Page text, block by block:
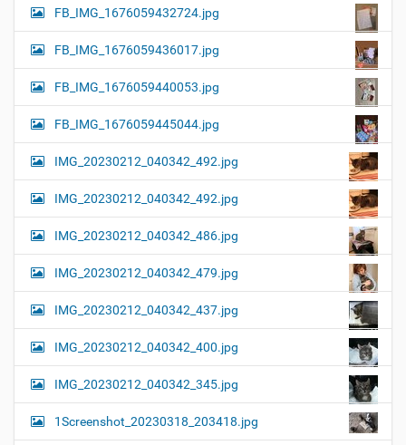
FB_IMG_1676059432724.jpg
FB_IMG_1676059436017.jpg
FB_IMG_1676059440053.jpg
FB_IMG_1676059445044.jpg
IMG_20230212_040342_492.jpg
IMG_20230212_040342_492.jpg
IMG_20230212_040342_486.jpg
IMG_20230212_040342_479.jpg
IMG_20230212_040342_437.jpg
IMG_20230212_040342_400.jpg
IMG_20230212_040342_345.jpg
1Screenshot_20230318_203418.jpg